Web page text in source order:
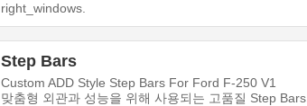
right_windows.
Step Bars
Custom ADD Style Step Bars For Ford F-250 V1
맞춤형 외관과 성능을 위해 사용되는 고품질 Step Bars.